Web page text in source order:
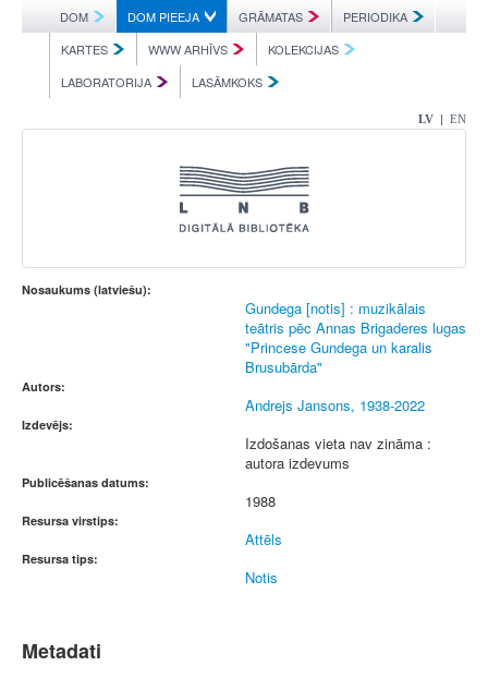
DOM DOM PIEEJA GRĀMATAS
PERIODIKA
KARTES
WWW ARHĪVS
KOLEKCIJAS
LABORATORIJA
LASĀMKOKS
LV | EN
Nosaukums (latviešu):
Gundega [notis] : muzikālais
teātris pēc Annas Brigaderes lugas
"Princese Gundega un karalis
Brusubārda"
Autors:
Andrejs Jansons, 1938-2022
Izdevējs:
Izdošanas vieta nav zināma :
autora izdevums
Publicēšanas datums:
1988
Resursa virstips:
Attēls
Resursa tips:
Notis
Metadati